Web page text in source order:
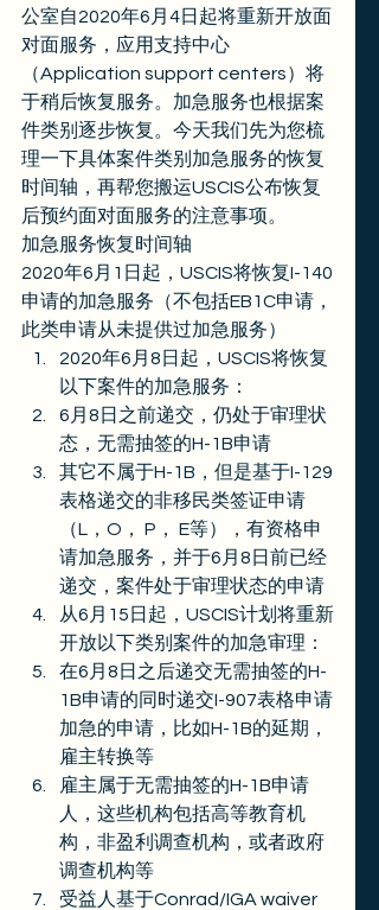
公室自2020年6月4日起将重新开放面
对面服务，应用支持中心
（Application support centers）将
于稍后恢复服务。加急服务也根据案
件类别逐步恢复。今天我们先为您梳
理一下具体案件类别加急服务的恢复
时间轴，再帮您搬运USCIS公布恢复
后预约面对面服务的注意事项。
加急服务恢复时间轴
2020年6月1日起，USCIS将恢复I-140
申请的加急服务（不包括EB1C申请，
此类申请从未提供过加急服务）
2020年6月8日起，USCIS将恢复
以下案件的加急服务：
6月8日之前递交，仍处于审理状
态，无需抽签的H-1B申请
其它不属于H-1B，但是基于I-129
表格递交的非移民类签证申请
（L，O， P， E等），有资格申
请加急服务，并于6月8日前已经
递交，案件处于审理状态的申请
从6月15日起，USCIS计划将重新
开放以下类别案件的加急审理：
在6月8日之后递交无需抽签的H-
1B申请的同时递交I-907表格申请
加急的申请，比如H-1B的延期，
雇主转换等
雇主属于无需抽签的H-1B申请
人，这些机构包括高等教育机
构，非盈利调查机构，或者政府
调查机构等
受益人基于Conrad/IGA waiver